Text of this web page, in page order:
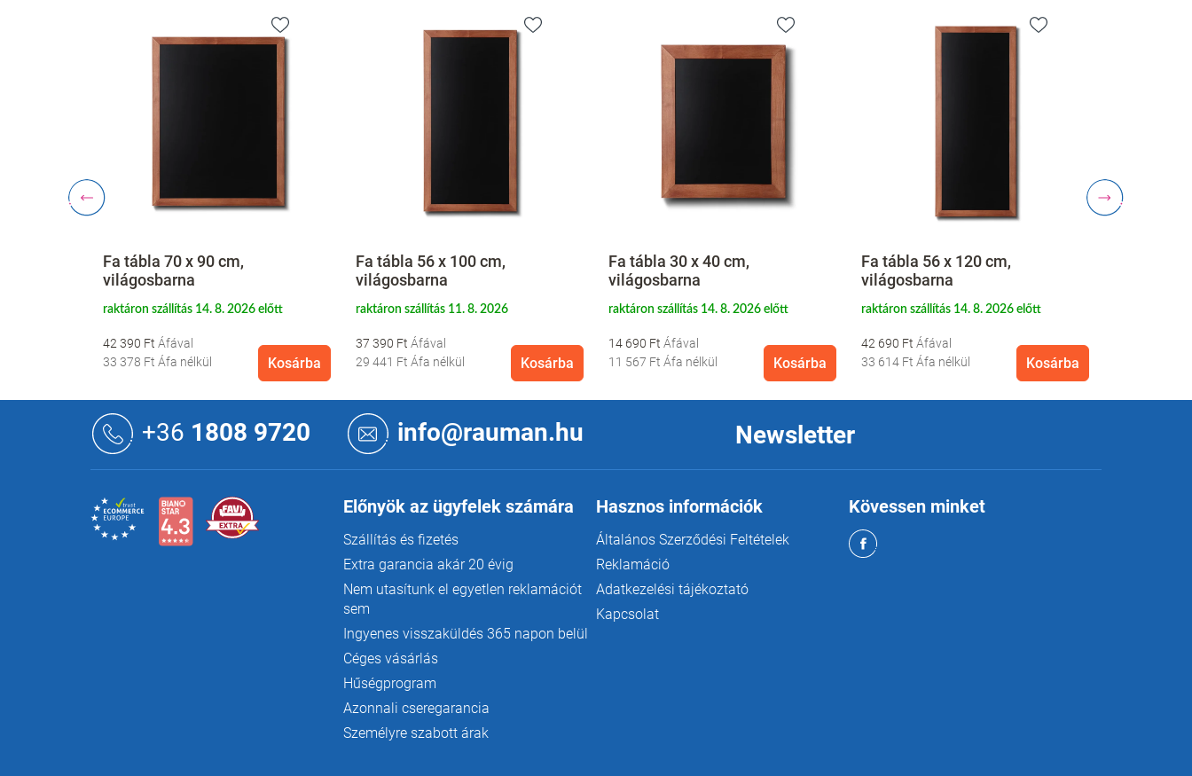
Fa tábla 70 x 90 cm,
világosbarna
raktáron szállítás 14. 8. 2026 előtt
42 390 Ft
33 378 Ft Áfa nélkül Kosárba
Fa tábla 56 x 100 cm,
világosbarna
raktáron szállítás 11. 8. 2026
37 390 Ft
29 441 Ft Áfa nélkül Kosárba
Fa tábla 30 x 40 cm,
világosbarna
raktáron szállítás 14. 8. 2026 előtt
14 690 Ft
11 567 Ft Áfa nélkül Kosárba
Fa tábla 56 x 120 cm,
világosbarna
raktáron szállítás 14. 8. 2026 előtt
42 690 Ft
33 614 Ft Áfa nélkül Kosárba
+36 1808 9720 info@rauman.hu Newsletter
Előnyök az ügyfelek számára
Szállítás és fizetés
Extra garancia akár 20 évig
Nem utasítunk el egyetlen reklamációt
sem
Ingyenes visszaküldés 365 napon belül
Céges vásárlás
Hűségprogram
Azonnali cseregarancia
Személyre szabott árak
Hasznos információk
Általános Szerződési Feltételek
Reklamáció
Adatkezelési tájékoztató
Kapcsolat
Kövessen minket